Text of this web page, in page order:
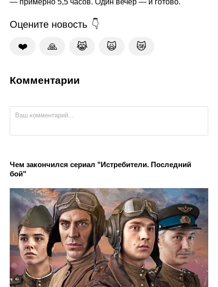
Оцените новость
❤️ 🙏 😹 🙀 😿
Комментарии
Чем закончился сериал "Истребители. Последний
бой"